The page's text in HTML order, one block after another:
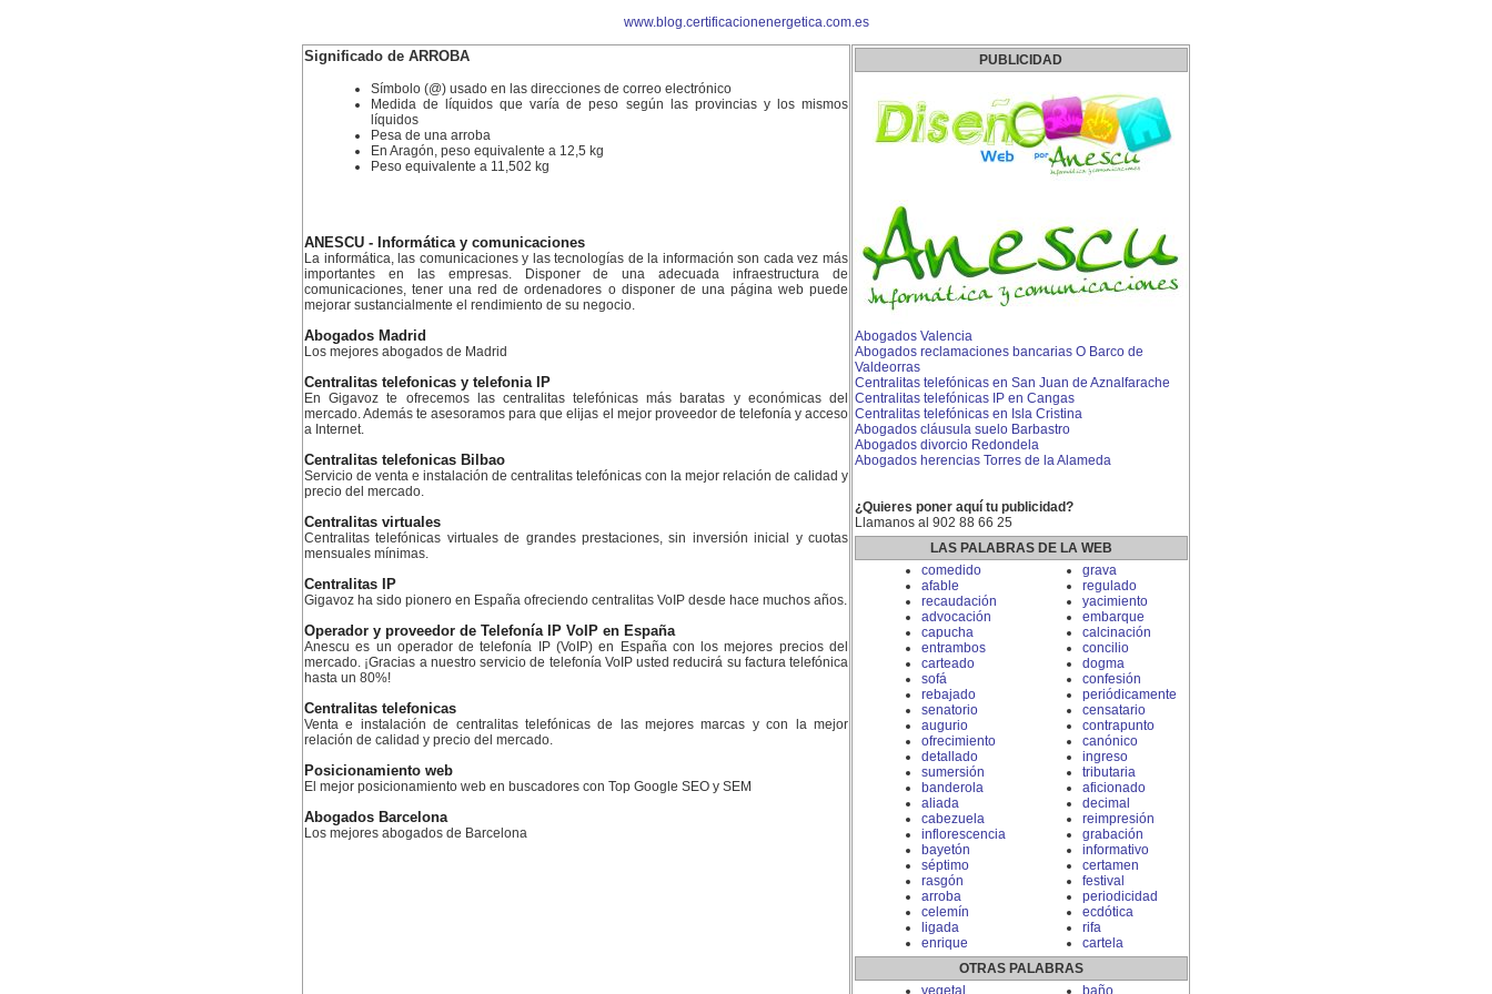
www.blog.certificacionenergetica.com.es
Significado de ARROBA
Símbolo (@) usado en las direcciones de correo electrónico
Medida de líquidos que varía de peso según las provincias y los mismos
líquidos
Pesa de una arroba
En Aragón, peso equivalente a 12,5 kg
Peso equivalente a 11,502 kg
ANESCU - Informática y comunicaciones
La informática, las comunicaciones y las tecnologías de la información son cada vez más
importantes en las empresas. Disponer de una adecuada infraestructura de
comunicaciones, tener una red de ordenadores o disponer de una página web puede
mejorar sustancialmente el rendimiento de su negocio.
Abogados Madrid
Los mejores abogados de Madrid
Centralitas telefonicas y telefonia IP
En Gigavoz te ofrecemos las centralitas telefónicas más baratas y económicas del
mercado. Además te asesoramos para que elijas el mejor proveedor de telefonía y acceso
a Internet.
Centralitas telefonicas Bilbao
Servicio de venta e instalación de centralitas telefónicas con la mejor relación de calidad y
precio del mercado.
Centralitas virtuales
Centralitas telefónicas virtuales de grandes prestaciones, sin inversión inicial y cuotas
mensuales mínimas.
Centralitas IP
Gigavoz ha sido pionero en España ofreciendo centralitas VoIP desde hace muchos años.
Operador y proveedor de Telefonía IP VoIP en España
Anescu es un operador de telefonía IP (VoIP) en España con los mejores precios del
mercado. ¡Gracias a nuestro servicio de telefonía VoIP usted reducirá su factura telefónica
hasta un 80%!
Centralitas telefonicas
Venta e instalación de centralitas telefónicas de las mejores marcas y con la mejor
relación de calidad y precio del mercado.
Posicionamiento web
El mejor posicionamiento web en buscadores con Top Google SEO y SEM
Abogados Barcelona
Los mejores abogados de Barcelona
PUBLICIDAD
Abogados Valencia
Abogados reclamaciones bancarias O Barco de
Valdeorras
Centralitas telefónicas en San Juan de Aznalfarache
Centralitas telefónicas IP en Cangas
Centralitas telefónicas en Isla Cristina
Abogados cláusula suelo Barbastro
Abogados divorcio Redondela
Abogados herencias Torres de la Alameda
¿Quieres poner aquí tu publicidad?
Llamanos al 902 88 66 25
LAS PALABRAS DE LA WEB
comedido
afable
recaudación
advocación
capucha
entrambos
carteado
sofá
rebajado
senatorio
augurio
ofrecimiento
detallado
sumersión
banderola
aliada
cabezuela
inflorescencia
bayetón
séptimo
rasgón
arroba
celemín
ligada
enrique
grava
regulado
yacimiento
embarque
calcinación
concilio
dogma
confesión
periódicamente
censatario
contrapunto
canónico
ingreso
tributaria
aficionado
decimal
reimpresión
grabación
informativo
certamen
festival
periodicidad
ecdótica
rifa
cartela
OTRAS PALABRAS
vegetal
baño